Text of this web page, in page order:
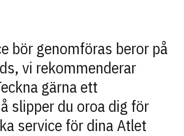
bör genomföras beror på
vi rekommenderar
gärna ett
slipper du oroa dig för
service för dina Atlet